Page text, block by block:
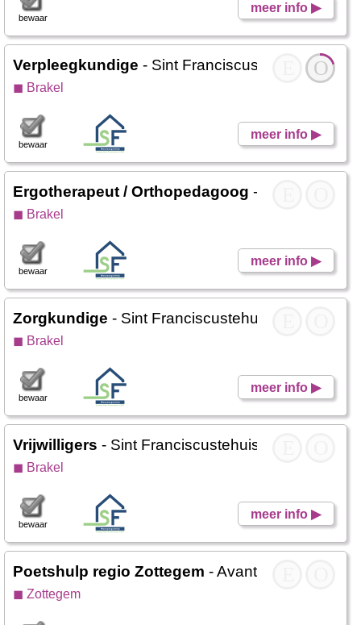
meer info ▶
bewaar
O
Verpleegkundige - Sint Franciscustehuis
◼ Brakel
meer info ▶
bewaar
Ergotherapeut / Orthopedagoog - Sint
◼ Brakel
meer info ▶
bewaar
Zorgkundige - Sint Franciscustehuis
◼ Brakel
meer info ▶
bewaar
Vrijwilligers - Sint Franciscustehuis
◼ Brakel
meer info ▶
bewaar
Poetshulp regio Zottegem - Avanti DC
◼ Zottegem